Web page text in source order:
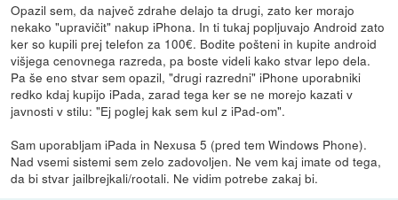
Opazil sem, da največ zdrahe delajo ta drugi, zato ker morajo
nekako "upravičit" nakup iPhona. In ti tukaj popljuvajo Android zato
ker so kupili prej telefon za 100€. Bodite pošteni in kupite android
višjega cenovnega razreda, pa boste videli kako stvar lepo dela.
Pa še eno stvar sem opazil, "drugi razredni" iPhone uporabniki
redko kdaj kupijo iPada, zarad tega ker se ne morejo kazati v
javnosti v stilu: "Ej poglej kak sem kul z iPad-om".
Sam uporabljam iPada in Nexusa 5 (pred tem Windows Phone).
Nad vsemi sistemi sem zelo zadovoljen. Ne vem kaj imate od tega,
da bi stvar jailbrejkali/rootali. Ne vidim potrebe zakaj bi.